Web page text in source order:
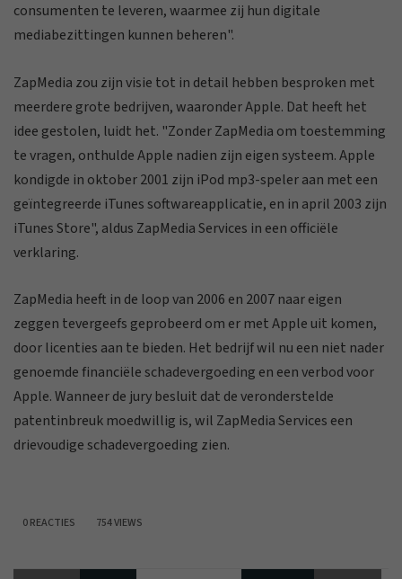
consumenten te leveren, waarmee zij hun digitale
mediabezittingen kunnen beheren".
ZapMedia zou zijn visie tot in detail hebben besproken met
meerdere grote bedrijven, waaronder Apple. Dat heeft het
idee gestolen, luidt het. "Zonder ZapMedia om toestemming
te vragen, onthulde Apple nadien zijn eigen systeem. Apple
kondigde in oktober 2001 zijn iPod mp3-speler aan met een
geïntegreerde iTunes softwareapplicatie, en in april 2003 zijn
iTunes Store", aldus ZapMedia Services in een officiële
verklaring.
ZapMedia heeft in de loop van 2006 en 2007 naar eigen
zeggen tevergeefs geprobeerd om er met Apple uit komen,
door licenties aan te bieden. Het bedrijf wil nu een niet nader
genoemde financiële schadevergoeding en een verbod voor
Apple. Wanneer de jury besluit dat de veronderstelde
patentinbreuk moedwillig is, wil ZapMedia Services een
drievoudige schadevergoeding zien.
0 REACTIES 754 VIEWS